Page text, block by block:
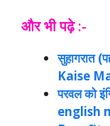
और भी पढ़े :-
सुहागरात
Kaise
परवल को
english